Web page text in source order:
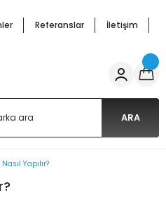
Referanslar İletişim
Salep Kazanı ve
Salep Kazanları
ARA
Yapılır?